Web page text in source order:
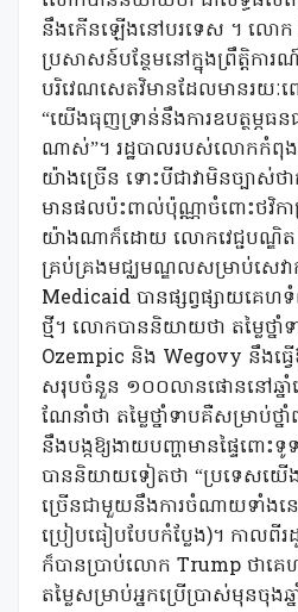
នឹងកើនឡើងនៅបរទេស ។ លោក
ប្រសាសន៍បន្ថែមនៅក្នុងព្រឹត្តិកា
បរិវេណសេតវិមានដែលមានរយៈ
“យើងធុញទ្រាន់នឹងការឧបត្ថម្ភ
ណាស់”។ រដ្ឋបាលរបស់លោកកំពុងផ្ស
យ៉ាងច្រើន ទោះបីជាវាមិនច្បាស់ថា
មានផលប៉ះពាល់ប៉ុណ្ណាចំពោះថវិក
យ៉ាងណាក៏ដោយ លោកវេជ្ជបណ្ឌិត
គ្រប់គ្រងមជ្ឈមណ្ឌលសម្រាប់សេវ
Medicaid បានផ្សព្វផ្សាយគេហទំព័
ថ្មី។ លោកបាននិយាយថា តម្លៃថ្នាំទ
Ozempic និង Wegovy នឹងធ្វ
សរុបចំនួន ១០០លានផោននៅឆ្នាំ
ណែនាំថា តម្លៃថ្នាំទាបគឺសម្រាប់ថ្
នឹងបង្កឱ្យងាយបញ្ហាមានផ្ទៃពោ
បាននិយាយទៀតថា “ប្រទេសយើ
ច្រើនជាមួយនឹងការចំណាយទាំង
ប្រៀបធៀបបែបកំប្លែង)។ កាលពី
ក៏បានប្រាប់លោក Trump ថាគេ
តម្លៃសម្រាប់អ្នកប្រើប្រាស់មុនចុង